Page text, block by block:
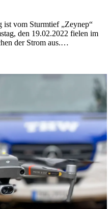
ist vom Sturmtief „Zeynep“
den 19.02.2022 fielen im
der Strom aus.…